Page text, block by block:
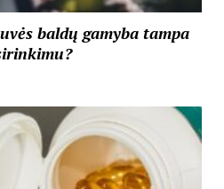
baldų gamyba tampa